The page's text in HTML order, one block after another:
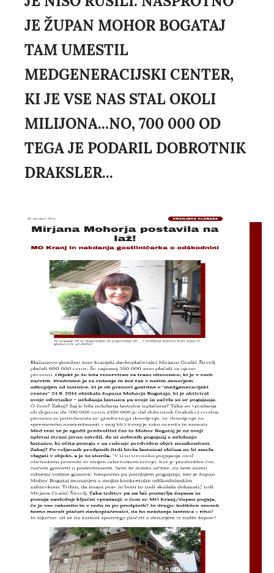
JE ŽUPAN MOHOR BOGATAJ
TAM UMESTIL
MEDGENERACIJSKI CENTER,
KI JE VSE NAS STAL OKOLI
MILIJONA...NO, 700 000 OD
TEGA JE PODARIL DOBROTNIK
DRAKSLER...